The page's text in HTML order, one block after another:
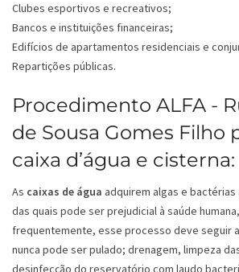
Clubes esportivos e recreativos;
Bancos e instituições financeiras;
Edifícios de apartamentos residenciais e
Repartições públicas.
Procedimento ALFA -
de Sousa Gomes Filho
caixa d’água e cisterna:
As caixas de água adquirem algas e
das quais pode ser prejudicial à saúde
frequentemente, esse processo deve seguir
nunca pode ser pulado; drenagem, limpeza
desinfecção do reservatório com laudo